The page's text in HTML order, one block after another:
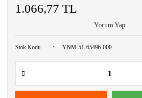
1.066,77 TL
Yorum Yap
Stok Kodu YNM-51-65496-000